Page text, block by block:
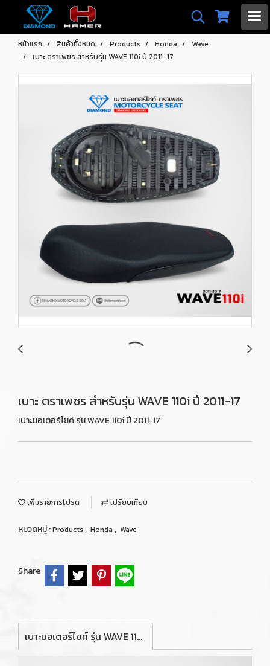
หน้าแรก สินค้าทั้งหมด Products Honda
Wave
เบาะ ตราเพชร สำหรับรุ่น WAVE 110i ปี 2011-17
เบาะ ตราเพชร สำหรับรุ่น WAVE 110i ปี 2011-17
เบาะมอเตอร์ไซค์ รุ่น WAVE 110i ปี 2011-17
เพิ่มรายการโปรด เปรียบเทียบ
หมวดหมู่ :Products, Honda , Wave
Share
เบาะมอเตอร์ไซค์ รุ่น WAVE 110i ปี 2011-17